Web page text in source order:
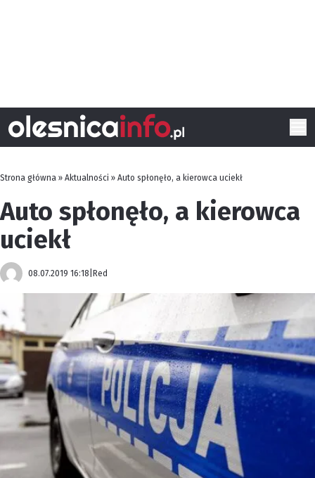
Strona główna » Aktualności » Auto spłonęło, a kierowca uciekł
Auto spłonęło, a kierowca
uciekł
08.07.2019 16:18 Red